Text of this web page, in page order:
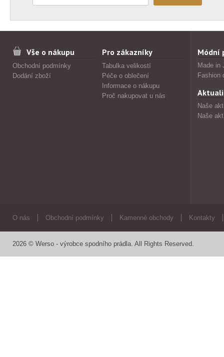
Vše o nákupu
Obchodní podmínky
Dodání zboží
Pro zákazníky
Tabulka velikostí
Péče o oblečení
Informace o nákupu
Proč nakupovat u nás
Módní
Made in
Fashion
Naše
Naše
O nás Obchodní podmínky Kamenné obchody Kontakty
2026 © Werso - výrobce spodního prádla. All Rights Reserved.